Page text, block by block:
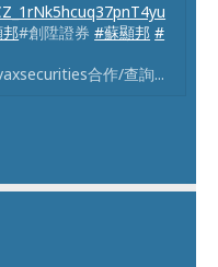
#創陞證券#蘇顯邦 #
合作/查詢...